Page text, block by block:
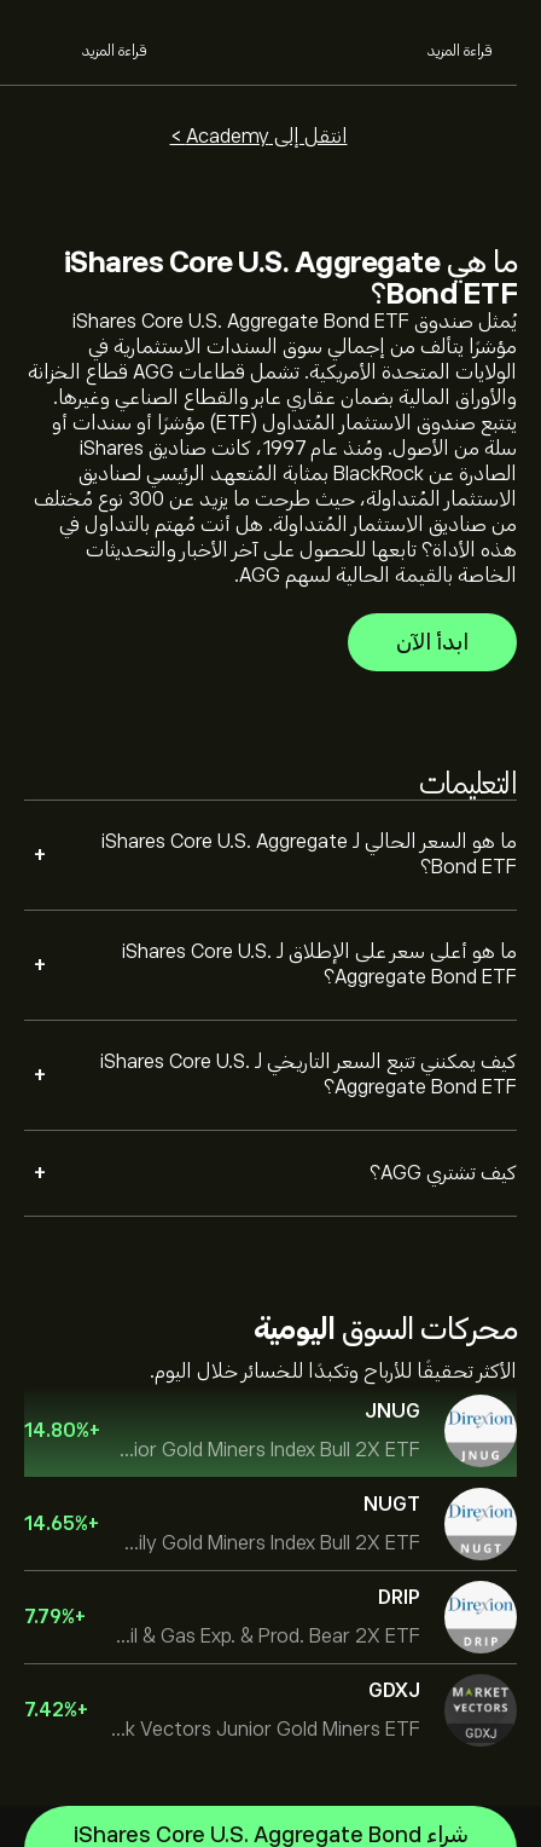
ما هيiShares Core U.S. Aggregate
Bond ETF؟
يُمثل صندوق iShares Core U.S. Aggregate Bond ETF
مؤشرًا يتألف من إجمالي سوق السندات الاستثمارية في
الولايات المتحدة الأمريكية. تشمل قطاعات AGG قطاع الخزانة
والأوراق المالية بضمان عقاري عابر والقطاع الصناعي وغيرها.
يتتبع صندوق الاستثمار المُتداول (ETF) مؤشرًا أو سندات أو
سلة من الأصول. ومُنذ عام 1997، كانت صناديق iShares
الصادرة عن BlackRock بمثابة المُتعهد الرئيسي لصناديق
الاستثمار المُتداولة، حيث طرحت ما يزيد عن 300 نوع مُختلف
من صناديق الاستثمار المُتداولة. هل أنت مُهتم بالتداول في
هذه الأداة؟ تابعها للحصول على آخر الأخبار والتحديثات
الخاصة بالقيمة الحالية لسهم AGG.
ابدأ الآن
قراءة المزيد قراءة المزيد
انتقل إلى Academy >
التعليمات
ما هو السعر الحالي لـ iShares Core U.S. Aggregate
Bond ETF؟
+
السعر الحالي لـ AGG هو 97.71‎$‎ دولار
ما هو أعلى سعر على الإطلاق لـ iShares Core U.S.
Aggregate Bond ETF؟
+
أعلى سعر على الإطلاق لـ iShares Core U.S. Aggregate Bond
ETF هو 119.61‎$‎ دولار
كيف يمكنني تتبع السعر التاريخي لـ iShares Core U.S.
Aggregate Bond ETF؟
+
Aggregate Bond ETF بين -1.28‎$‎ خلال السنة الماضية.
كيف تشتري AGG؟ +
في المستقبل.
محركات السوق اليومية
الأكثر تحقيقًا للأرباح وتكبدًا للخسائر خلال اليوم.
JNUG
Direxion Daily Junior Gold Miners Index Bull 2X ETF
+
14.80%
NUGT
Direxion Daily Gold Miners Index Bull 2X ETF
+
14.65%
DRIP
Direxion Daily S&P Oil & Gas Exp. & Prod. Bear 2X ETF
+
7.79%
GDXJ
VanEck Vectors Junior Gold Miners ETF
+
7.42%
شراء iShares Core U.S. Aggregate Bond